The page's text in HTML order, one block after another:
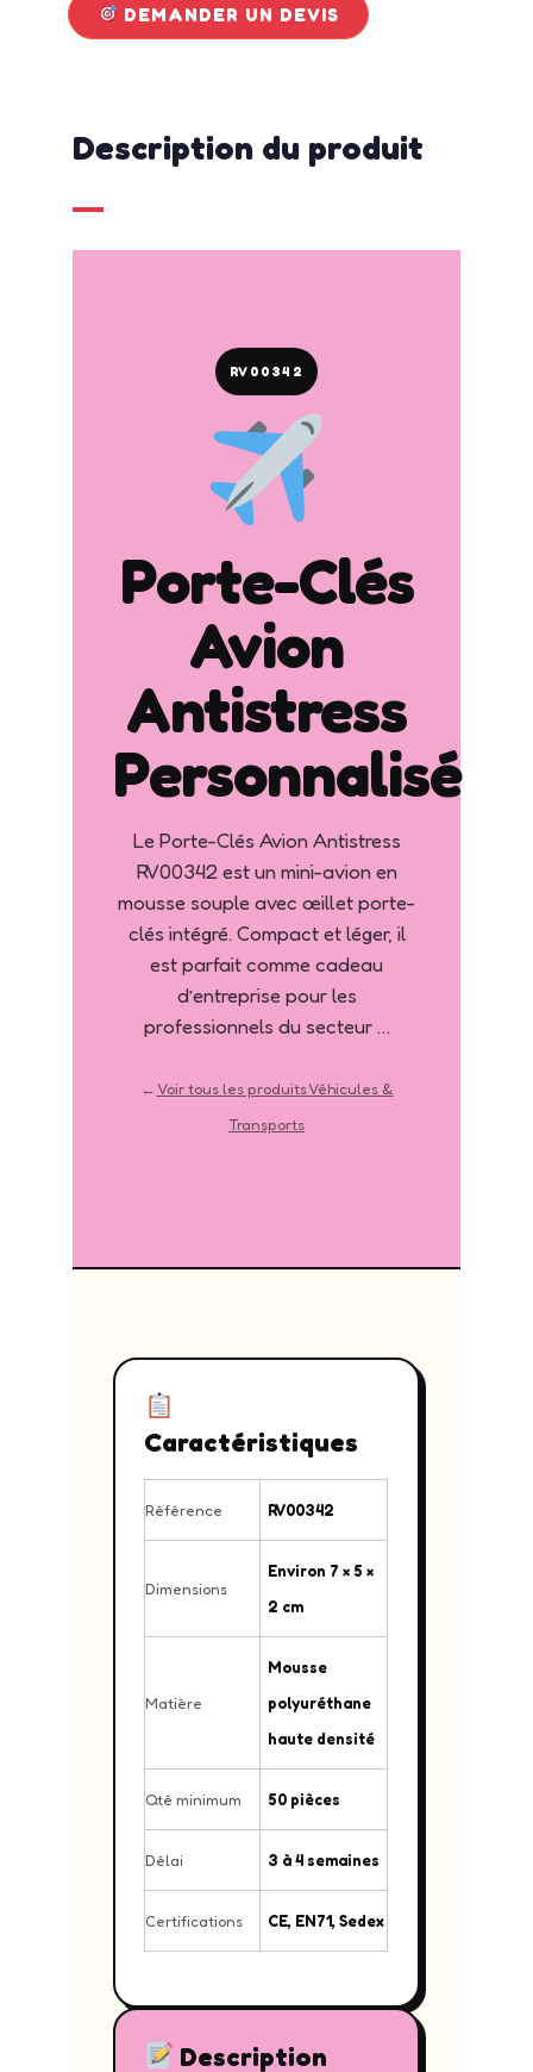
DEMANDER UN DEVIS
Description du produit
RV00342
Porte-Clés
Avion
Antistress
Personnalisé
Le Porte-Clés Avion Antistress
RV00342 est un mini-avion en
mousse souple avec œillet porte-
clés intégré. Compact et léger, il
est parfait comme cadeau
d’entreprise pour les
professionnels du secteur …
← Voir tous les produits Véhicules &
Transports
Caractéristiques
Référence RV00342
Dimensions
Environ 7 × 5 ×
2 cm
Matière
Mousse
polyuréthane
haute densité
Qté minimum 50 pièces
Délai 3 à 4 semaines
Certifications CE, EN71, Sedex
Description